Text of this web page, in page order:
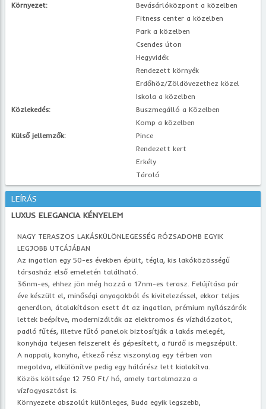
Környezet:
Bevásárlóközpont a közelben
Fitness center a közelben
Park a közelben
Csendes úton
Hegyvidék
Rendezett környék
Erdőhöz/Zöldövezethez közel
Iskola a közelben
Közlekedés:
Buszmegálló a Közelben
Komp a közelben
Külső jellemzők:
Pince
Rendezett kert
Erkély
Tároló
LEÍRÁS
LUXUS ELEGANCIA KÉNYELEM
NAGY TERASZOS LAKÁSKÜLÖNLEGESSÉG RÓZSADOMB EGYIK
LEGJOBB UTCÁJÁBAN
Az ingatlan egy 50-es években épült, tégla, kis lakóközösségű
társasház első emeletén található.
36nm-es, ehhez jön még hozzá a 17nm-es terasz. Felújítása pár
éve készült el, minőségi anyagokból és kivitelezéssel, ekkor teljes
generálon, átalakításon esett át az ingatlan, prémium nyílászárók
lettek beépítve, modernizálták az elektromos és vízhálózatot,
padló fűtés, illetve fűtó panelok biztosítják a lakás melegét,
konyhája teljesen felszerelt és gépesített, a fürdő is megszépült.
A nappali, konyha, étkező rész viszonylag egy térben van
megoldva, elkülönítve pedig egy hálórész lett kialakítva.
Közös költsége 12 750 Ft/ hó, amely tartalmazza a
vízfogyasztást is.
Környezete abszolút különleges, Buda egyik legszebb,